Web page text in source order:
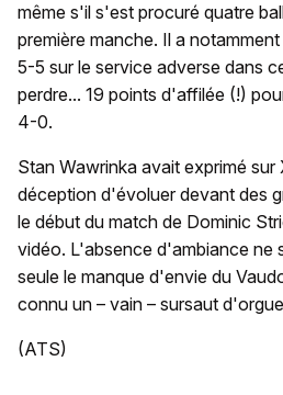
même s'il s'est procuré quatre
première manche. Il a
5-5 sur le service adverse dans
perdre... 19 points d'affilée (!)
4-0.
Stan Wawrinka avait exprimé
déception d'évoluer devant des
le début du match de Dominic
vidéo. L'absence d'ambiance ne
seule le manque d'envie du
connu un – vain – sursaut
(ATS)